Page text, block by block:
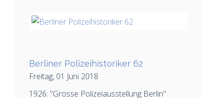
Berliner Polizeihistoriker 62
Freitag, 01 Juni 2018
1926: "Grosse Polizeiausstellung Berlin"